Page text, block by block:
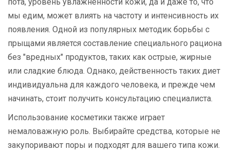
мы едим, может влиять на частоту и интенсивность их
появления. Одной из популярных методик борьбы с
прыщами является составление специального рациона
без "вредных" продуктов, таких как острые, жирные
или сладкие блюда. Однако, действенность таких диет
индивидуальна для каждого человека, и прежде чем
начинать, стоит получить консультацию специалиста.
Использование косметики также играет
немаловажную роль. Выбирайте средства, которые не
закупоривают поры и подходят для вашего типа кожи.